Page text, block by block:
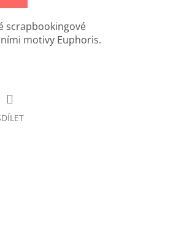
scrapbookingové
motivy Euphoris.